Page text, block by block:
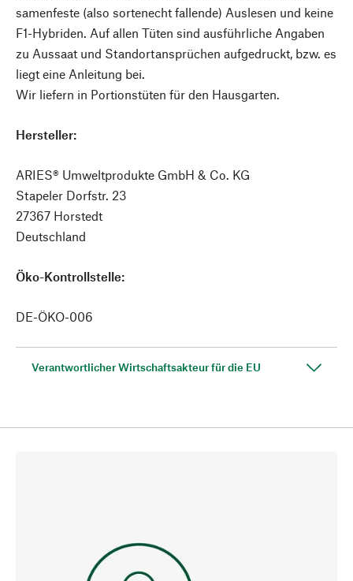
samenfeste (also sortenecht fallende) Auslesen und keine
F1-Hybriden. Auf allen Tüten sind ausführliche Angaben
zu Aussaat und Standortansprüchen aufgedruckt, bzw. es
liegt eine Anleitung bei.
Wir liefern in Portionstüten für den Hausgarten.
Hersteller:
ARIES® Umweltprodukte GmbH & Co. KG
Stapeler Dorfstr. 23
27367 Horstedt
Deutschland
Öko-Kontrollstelle:
DE-ÖKO-006
Verantwortlicher Wirtschaftsakteur für die EU